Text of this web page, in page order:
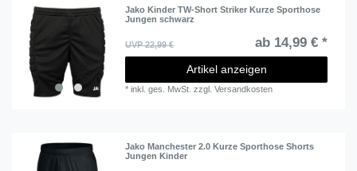
Jako Kinder TW-Short Striker Kurze Sporthose
Jungen schwarz
UVP 22,99 € ab 14,99 € *
Artikel anzeigen
*inkl. ges. MwSt. zzgl.Versandkosten
Jako Manchester 2.0 Kurze Sporthose Shorts
Jungen Kinder